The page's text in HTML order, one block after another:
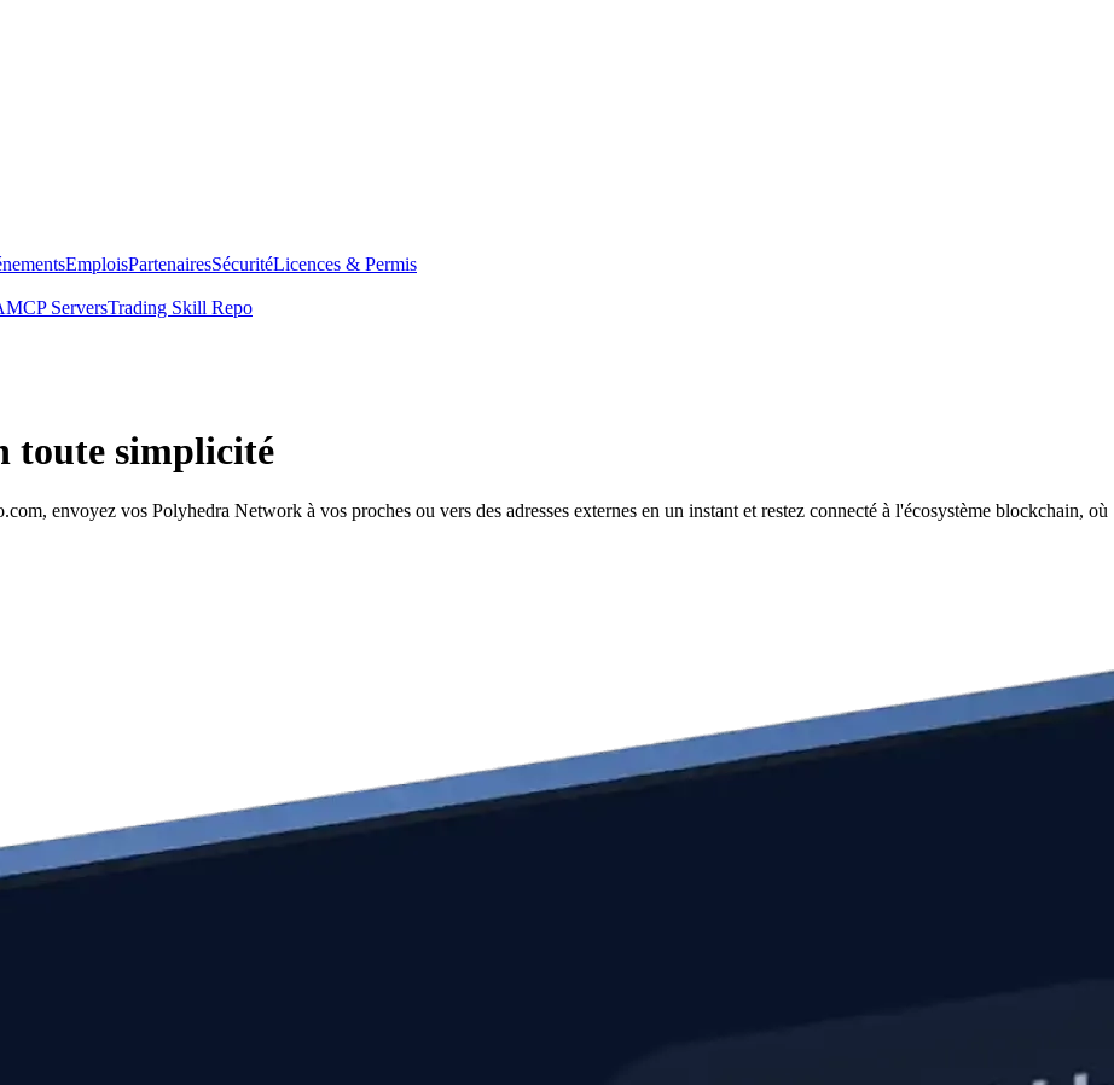
EmploisPartenairesSécuritéLicences & Permis
MCP ServersTrading Skill Repo
toute simplicité
envoyez vos Polyhedra Network à vos proches ou vers des adresses externes en un instant et restez connecté à l'écosystème blockchain, où